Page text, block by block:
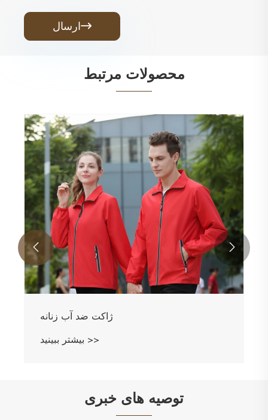
ارسال
محصولات مرتبط
کت زنانه سبک
بیشتر ببینید >>
 
توصیه های خبری